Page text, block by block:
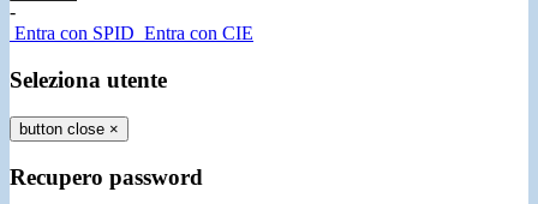
-
Entra con SPID Entra con CIE
Seleziona utente
button close ×
Recupero password